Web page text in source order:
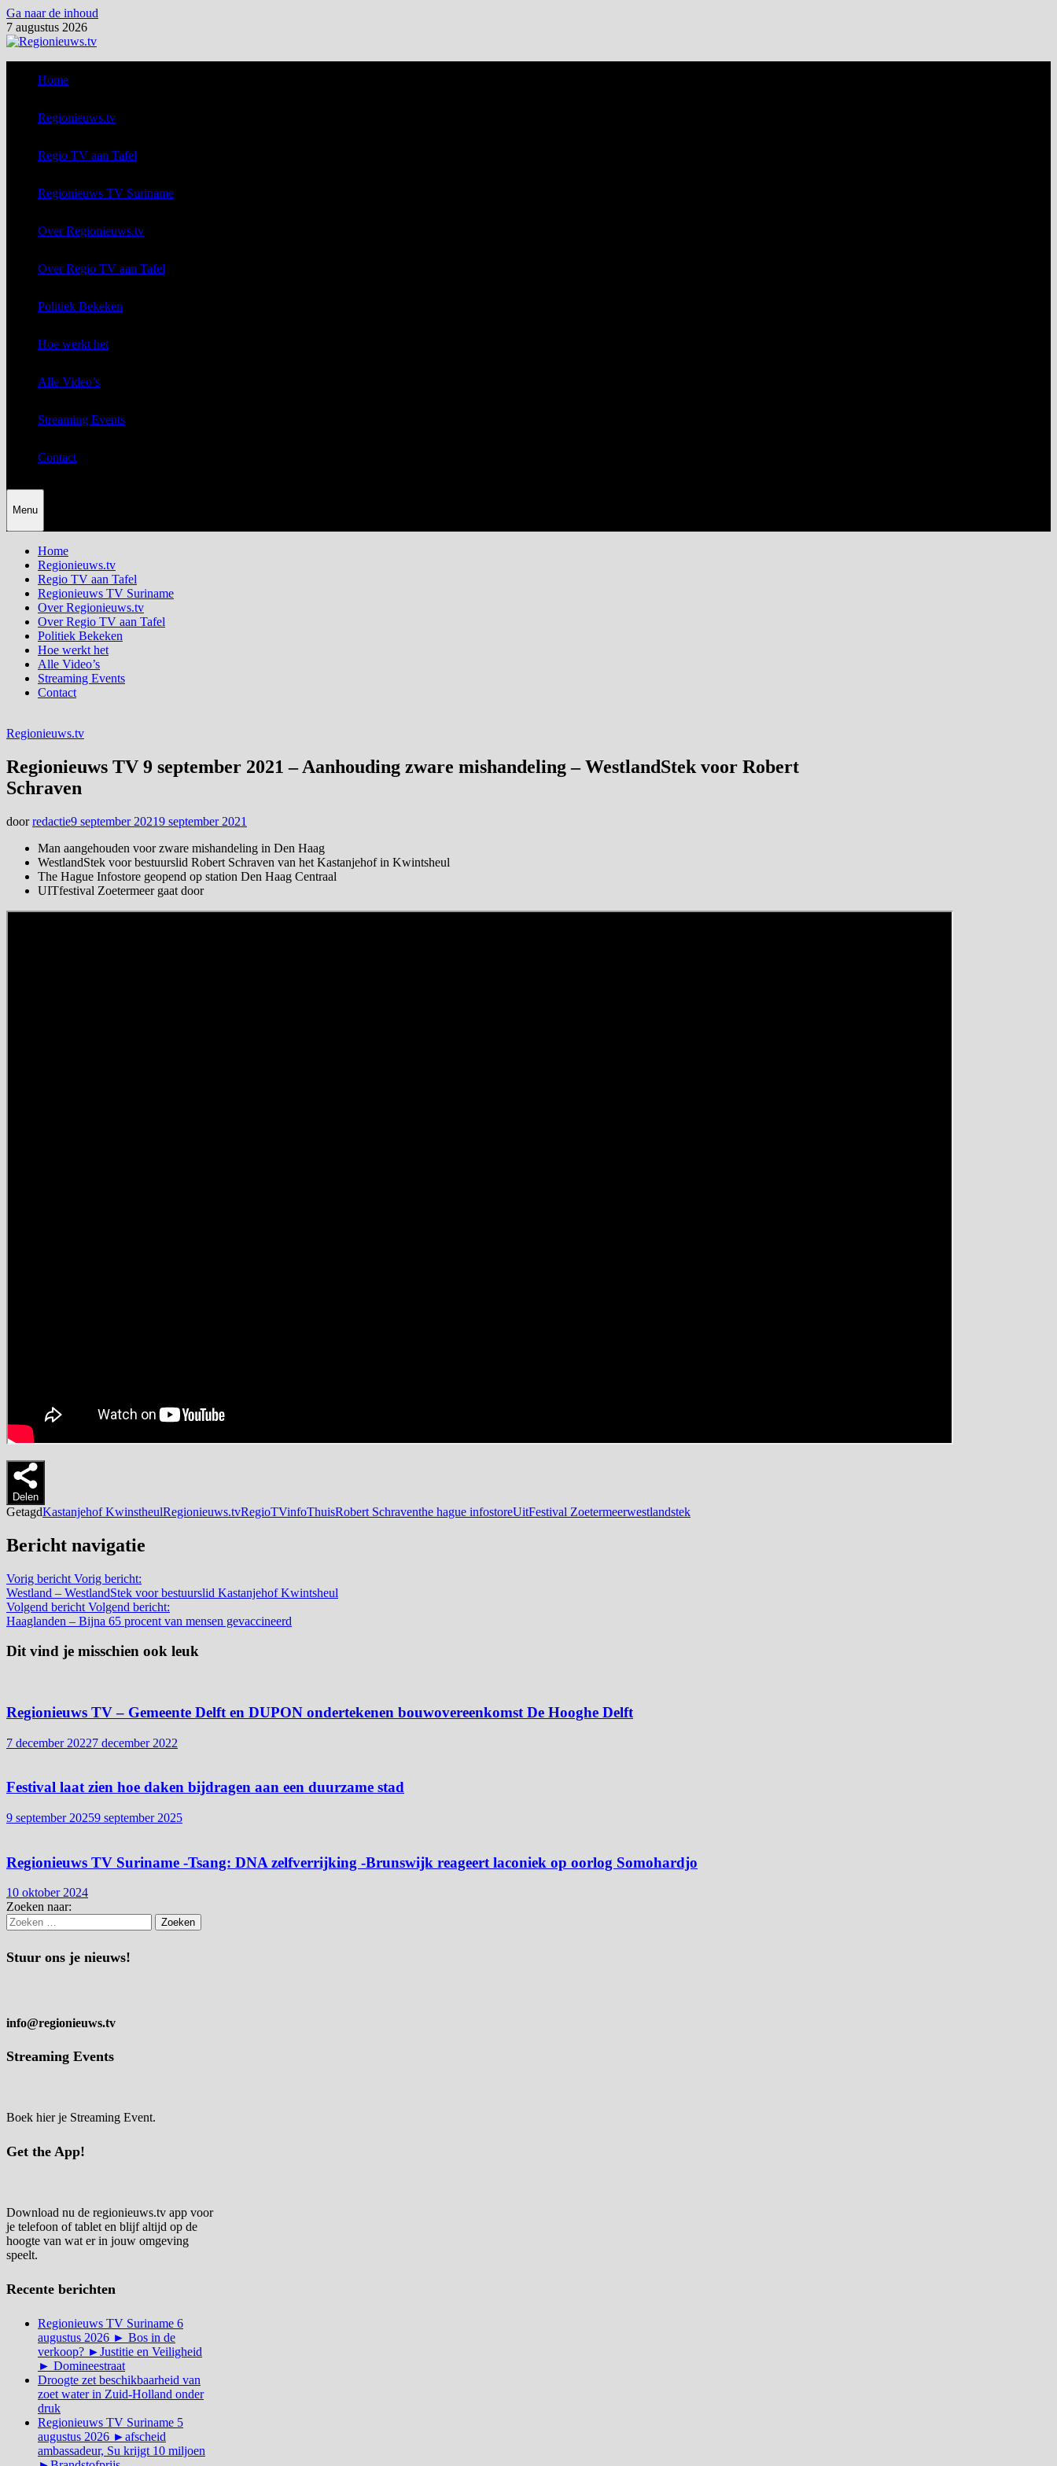
Ga naar de inhoud
7 augustus 2026
Home
Regionieuws.tv
Regio TV aan Tafel
Regionieuws TV Suriname
Over Regionieuws.tv
Over Regio TV aan Tafel
Politiek Bekeken
Hoe werkt het
Alle Video’s
Streaming Events
Contact
Menu
Home
Regionieuws.tv
Regio TV aan Tafel
Regionieuws TV Suriname
Over Regionieuws.tv
Over Regio TV aan Tafel
Politiek Bekeken
Hoe werkt het
Alle Video’s
Streaming Events
Contact
Regionieuws.tv
Regionieuws TV 9 september 2021 – Aanhouding zware mishandeling – WestlandStek voor Robert
Schraven
doorredactie9 september 20219 september 2021
Man aangehouden voor zware mishandeling in Den Haag
WestlandStek voor bestuurslid Robert Schraven van het Kastanjehof in Kwintsheul
The Hague Infostore geopend op station Den Haag Centraal
UITfestival Zoetermeer gaat door
Delen
GetagdKastanjehof KwinstheulRegionieuws.tvRegioTVinfoThuisRobert Schraventhe hague infostoreUitFestival Zoetermeerwestlandstek
Bericht navigatie
Vorig bericht Vorig bericht:
Westland – WestlandStek voor bestuurslid Kastanjehof Kwintsheul
Volgend bericht Volgend bericht:
Haaglanden – Bijna 65 procent van mensen gevaccineerd
Dit vind je misschien ook leuk
Regionieuws TV – Gemeente Delft en DUPON ondertekenen bouwovereenkomst De Hooghe Delft
7 december 20227 december 2022
Festival laat zien hoe daken bijdragen aan een duurzame stad
9 september 20259 september 2025
Regionieuws TV Suriname -Tsang: DNA zelfverrijking -Brunswijk reageert laconiek op oorlog Somohardjo
10 oktober 2024
Zoeken naar:
Stuur ons je nieuws!
info@regionieuws.tv
Streaming Events
Boek hier je Streaming Event.
Get the App!
Download nu de regionieuws.tv app voor
je telefoon of tablet en blijf altijd op de
hoogte van wat er in jouw omgeving
speelt.
Recente berichten
Regionieuws TV Suriname 6
augustus 2026 ► Bos in de
verkoop? ►Justitie en Veiligheid
► Domineestraat
Droogte zet beschikbaarheid van
zoet water in Zuid-Holland onder
druk
Regionieuws TV Suriname 5
augustus 2026 ►afscheid
ambassadeur, Su krijgt 10 miljoen